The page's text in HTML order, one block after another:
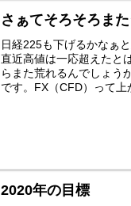
さぁてそろそろま
日経225も下げるかなぁ
直近高値は一応超えたと
らまた荒れるんでしょう
です。FX（CFD）って上
2020年の目標